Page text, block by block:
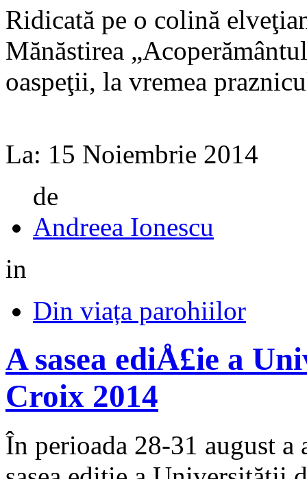
Ridicată pe o colină
Mănăstirea
oaspeţii, la vremea
La: 15 Noiembrie 2014
de
Andreea Ionescu
in
Din viața parohiilor
A sasea ediÅ£ie a
Croix 2014
În perioada 28-31 august